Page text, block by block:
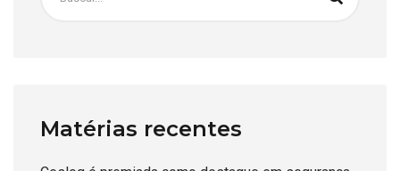
Matérias recentes